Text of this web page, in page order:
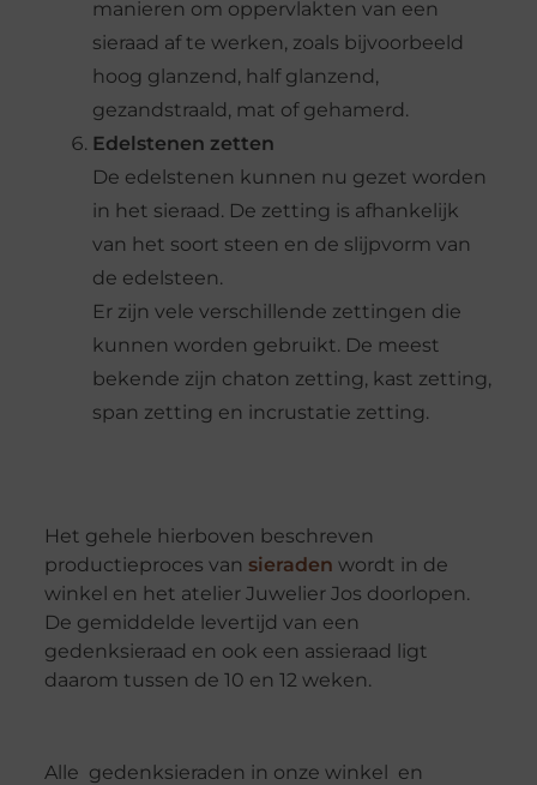
manieren om oppervlakten van een
sieraad af te werken, zoals bijvoorbeeld
hoog glanzend, half glanzend,
gezandstraald, mat of gehamerd.
Edelstenen zetten
De edelstenen kunnen nu gezet worden
in het sieraad. De zetting is afhankelijk
van het soort steen en de slijpvorm van
de edelsteen.
Er zijn vele verschillende zettingen die
kunnen worden gebruikt. De meest
bekende zijn chaton zetting, kast zetting,
span zetting en incrustatie zetting.
Het gehele hierboven beschreven
productieproces van sieraden wordt in de
winkel en het atelier Juwelier Jos doorlopen.
De gemiddelde levertijd van een
gedenksieraad en ook een assieraad ligt
daarom tussen de 10 en 12 weken.
Alle gedenksieraden in onze winkel en